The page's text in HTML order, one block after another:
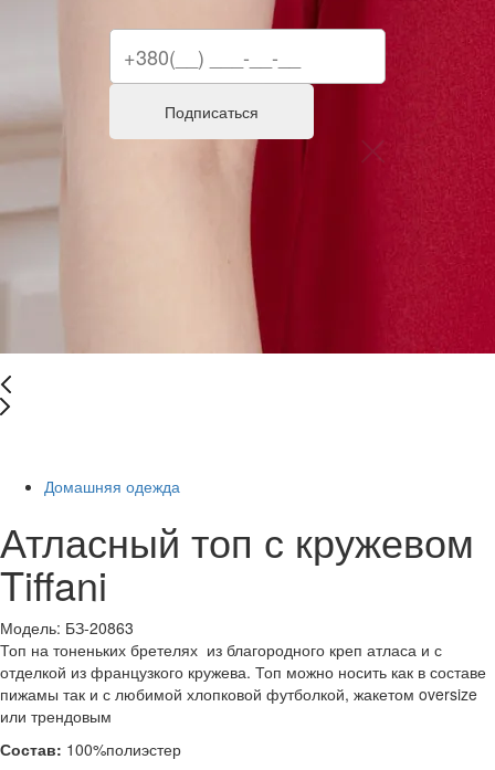
Домашняя одежда
Атласный топ с кружевом
Tiffani
Модель: БЗ-20863
Топ на тоненьких бретелях из благородного креп атласа и с
отделкой из французкого кружева. Топ можно носить как в составе
пижамы так и с любимой хлопковой футболкой, жакетом oversize
или трендовым
Состав: 100%полиэстер
Подписаться